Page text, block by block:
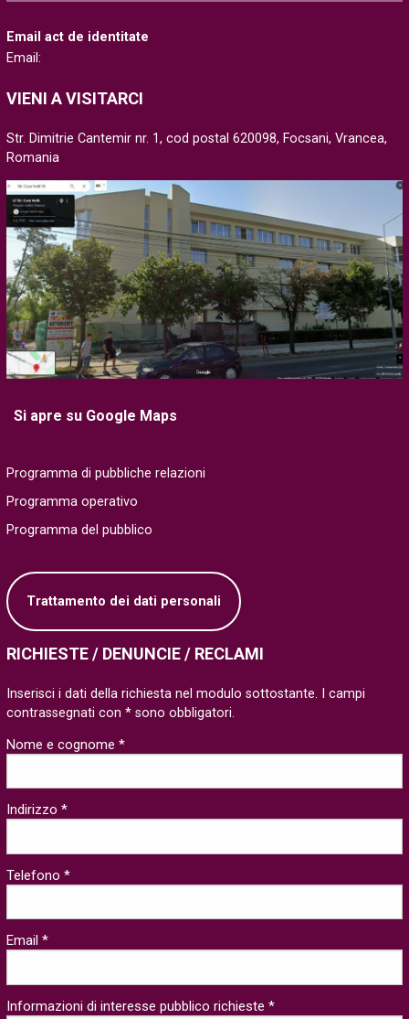
Email act de identitate
Email:
VIENI A VISITARCI
Str. Dimitrie Cantemir nr. 1, cod postal 620098, Focsani, Vrancea,
Romania
Si apre su Google Maps
Programma di pubbliche relazioni
Programma operativo
Programma del pubblico
Trattamento dei dati personali
RICHIESTE / DENUNCIE / RECLAMI
Inserisci i dati della richiesta nel modulo sottostante. I campi
contrassegnati con * sono obbligatori.
Nome e cognome *
Indirizzo *
Telefono *
Email *
Informazioni di interesse pubblico richieste *